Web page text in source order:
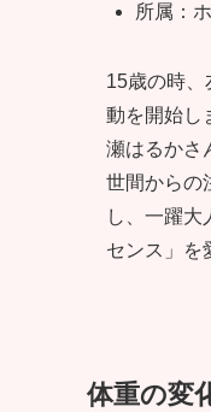
所属：
15歳の時
動を開始し
瀬はるかさ
世間からの
し、一躍大
センス」を
体重の変